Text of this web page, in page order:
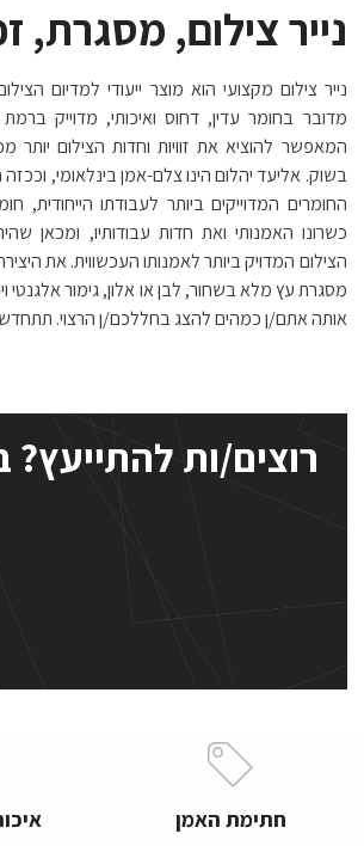
נייר צילום, מסגרת,
נייר צילום מקצועי הוא מוצר ייעודי למדיום
מדובר בחומר עדין, דחוס ואיכותי, מדוייק
המאפשר להוציא את זוויות וחדות הצילום
בשוק. אליעד יהלום הינו צלם-אמן בינלאומי,
החומרים המדוייקים ביותר לעבודתו הייחודית,
כשרונו האמנותי ואת חדות עבודותיו, ומכאן
הצילום המדויק ביותר לאמנותו העכשווית. את
מסגרת עץ מלא בשחור, לבן או אלון, גימור אלגנטי
אותה אתם/ן כמהים להצג בחללכם/ן הרצוי.
רוצים/ות להתייעץ?
חתימת האמן